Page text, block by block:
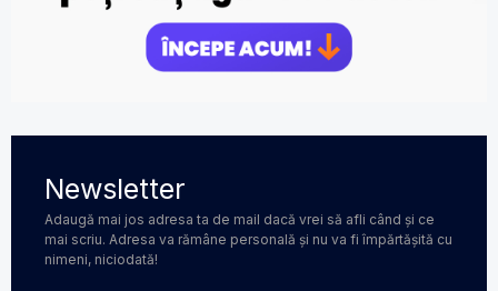
Newsletter
Adaugă mai jos adresa ta de mail dacă vrei să afli când și ce
mai scriu. Adresa va rămâne personală și nu va fi împărtășită cu
nimeni, niciodată!